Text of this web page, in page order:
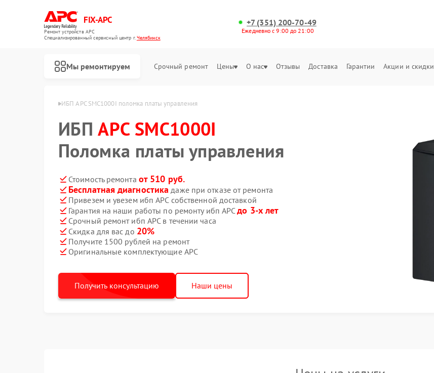
FIX-APC
Ремонт устройств APC
Специализированный cервисный центр г.Челябинск
+7 (351) 200-70-49
Ежедневно с 9:00 до 21:00
Мы ремонтируем Срочный ремонт Цены О нас Отзывы Доставка Гарантии Акции и скидки
в Челябинске ИБП APC SMC1000I поломка платы управления
ИБПAPC SMC1000I
Поломка платы управления
Стоимость ремонта от 510 руб.
Бесплатная диагностика даже при отказе от ремонта
Привезем и увезем ибп APC собственной доставкой
Гарантия на наши работы по ремонту ибп APCдо 3-х лет
Срочный ремонт ибп APC в течении часа
Скидка для вас до 20%
Получите 1500 рублей на ремонт
Оригинальные комплектующие APC
Получить консультацию Наши цены